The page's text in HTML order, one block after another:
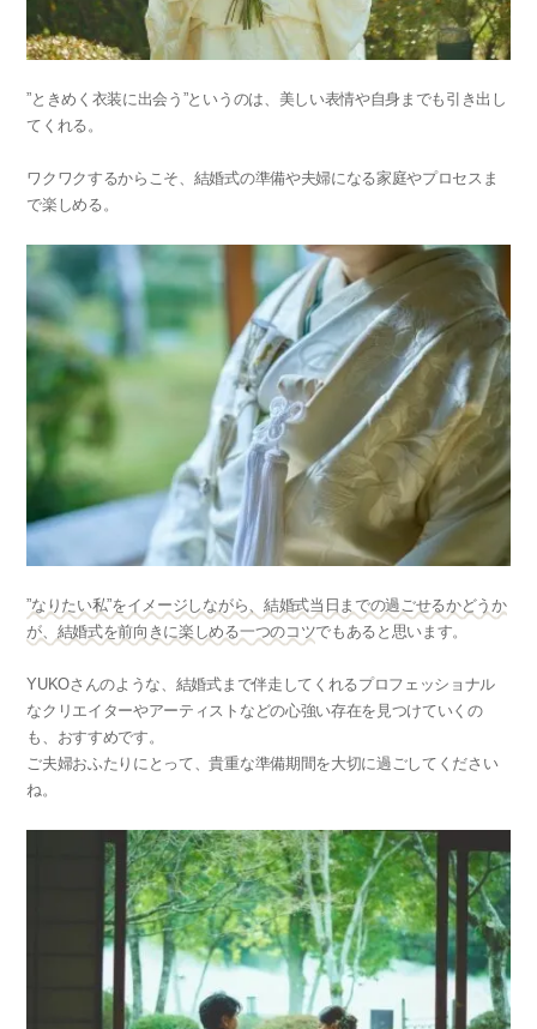
”ときめく衣装に出会う”というのは、美しい表情や自身までも引き出し
てくれる。
ワクワクするからこそ、結婚式の準備や夫婦になる家庭やプロセスま
で楽しめる。
”なりたい私”をイメージしながら、結婚式当日までの過ごせるかどうか
が、結婚式を前向きに楽しめる一つのコツでもあると思います。
YUKOさんのような、結婚式まで伴走してくれるプロフェッショナル
なクリエイターやアーティストなどの心強い存在を見つけていくの
も、おすすめです。
ご夫婦おふたりにとって、貴重な準備期間を大切に過ごしてください
ね。